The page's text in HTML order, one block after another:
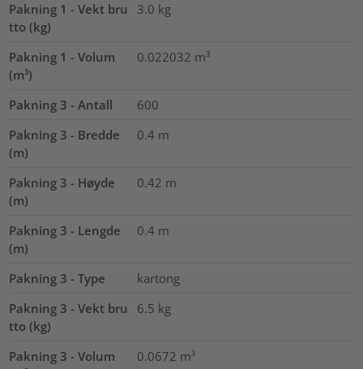
Pakning 1 - Vekt bru
tto (kg)
3.0 kg
Pakning 1 - Volum
(m³)
0.022032 m³
Pakning 3 - Antall
600
Pakning 3 - Bredde
(m)
0.4 m
Pakning 3 - Høyde
(m)
0.42 m
Pakning 3 - Lengde
(m)
0.4 m
Pakning 3 - Type
kartong
Pakning 3 - Vekt bru
tto (kg)
6.5 kg
Pakning 3 - Volum
0.0672 m³